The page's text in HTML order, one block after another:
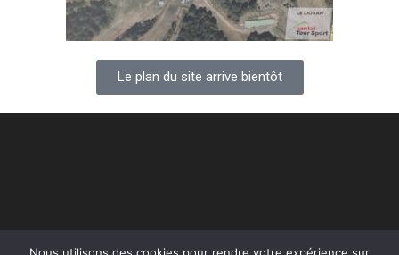
Le plan du site arrive bientôt